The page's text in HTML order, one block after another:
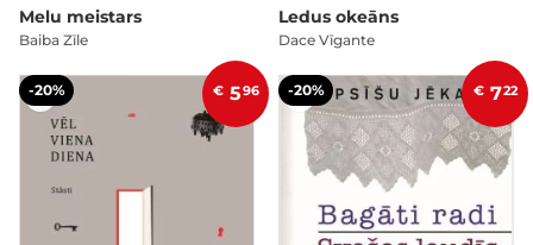
Melu meistars
Baiba Zīle
Ledus okeāns
Dace Vīgante
-20% € 596 -20% € 722